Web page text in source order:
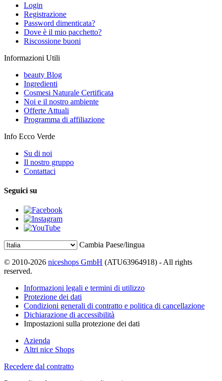
Login
Registrazione
Password dimenticata?
Dove è il mio pacchetto?
Riscossione buoni
Informazioni Utili
beauty Blog
Ingredienti
Cosmesi Naturale Certificata
Noi e il nostro ambiente
Offerte Attuali
Programma di affiliazione
Info Ecco Verde
Su di noi
Il nostro gruppo
Contattaci
Seguici su
Cambia Paese/lingua
© 2010-2026 niceshops GmbH (ATU63964918) - All rights
reserved.
Informazioni legali e termini di utilizzo
Protezione dei dati
Condizioni generali di contratto e politica di cancellazione
Dichiarazione di accessibilità
Impostazioni sulla protezione dei dati
Azienda
Altri nice Shops
Recedere dal contratto